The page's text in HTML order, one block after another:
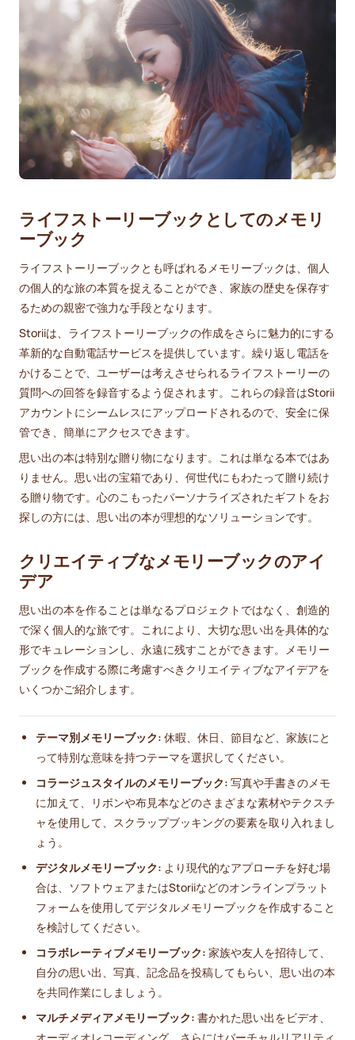
ライフストーリーブックとしてのメモリ
ーブック
ライフストーリーブックとも呼ばれるメモリーブックは、個人
の個人的な旅の本質を捉えることができ、家族の歴史を保存す
るための親密で強力な手段となります。
Storiiは、ライフストーリーブックの作成をさらに魅力的にする
革新的な自動電話サービスを提供しています。繰り返し電話を
かけることで、ユーザーは考えさせられるライフストーリーの
質問への回答を録音するよう促されます。これらの録音はStorii
アカウントにシームレスにアップロードされるので、安全に保
管でき、簡単にアクセスできます。
思い出の本は特別な贈り物になります。これは単なる本ではあ
りません。思い出の宝箱であり、何世代にもわたって贈り続け
る贈り物です。心のこもったパーソナライズされたギフトをお
探しの方には、思い出の本が理想的なソリューションです。
クリエイティブなメモリーブックのアイ
デア
思い出の本を作ることは単なるプロジェクトではなく、創造的
で深く個人的な旅です。これにより、大切な思い出を具体的な
形でキュレーションし、永遠に残すことができます。メモリー
ブックを作成する際に考慮すべきクリエイティブなアイデアを
いくつかご紹介します。
テーマ別メモリーブック: 休暇、休日、節目など、家族にと
って特別な意味を持つテーマを選択してください。
コラージュスタイルのメモリーブック: 写真や手書きのメモ
に加えて、リボンや布見本などのさまざまな素材やテクスチ
ャを使用して、スクラップブッキングの要素を取り入れまし
ょう。
デジタルメモリーブック: より現代的なアプローチを好む場
合は、ソフトウェアまたはStoriiなどのオンラインプラット
フォームを使用してデジタルメモリーブックを作成すること
を検討してください。
コラボレーティブメモリーブック: 家族や友人を招待して、
自分の思い出、写真、記念品を投稿してもらい、思い出の本
を共同作業にしましょう。
マルチメディアメモリーブック: 書かれた思い出をビデオ、